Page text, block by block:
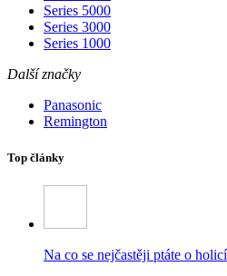
Series 5000
Series 3000
Series 1000
Další značky
Panasonic
Remington
Top články
Na co se nejčastěji ptáte o